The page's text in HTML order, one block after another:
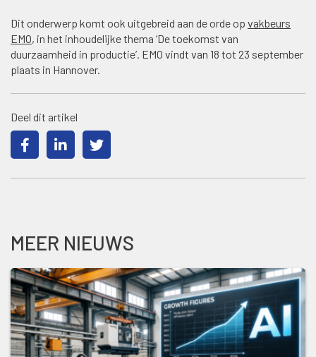
Dit onderwerp komt ook uitgebreid aan de orde op vakbeurs
EMO, in het inhoudelijke thema ‘De toekomst van
duurzaamheid in productie’. EMO vindt van 18 tot 23 september
plaats in Hannover.
Deel dit artikel
MEER NIEUWS